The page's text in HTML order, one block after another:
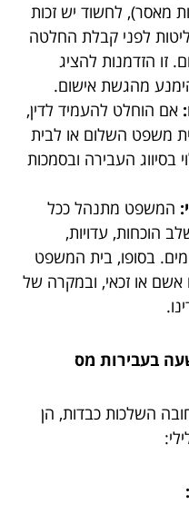
מעל 3 שנות מאסר), לחשוד יש זכות
לפני קבלת החלטה
זו הזדמנות להציג
מהגשת אישום.
אם הוחלט להעמיד לדין,
משפט השלום או לבית
בסיווג העבירה ובסמכות
המשפט מתנהל ככל
הוכחות, עדויות,
בסופו, בית המשפט
או זכאי, ובמקרה של
השלכות כבדות, הן